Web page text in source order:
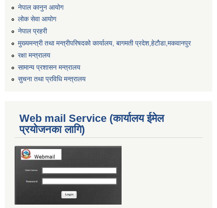
नेपाल कानुन आयोग
लोक सेवा आयोग
नेपाल प्रहरी
मुख्यमन्त्री तथा मन्त्रीपरिषदको कार्यालय, बागमती प्रदेश,हेटाैडा,मकवानपुर
रक्षा मन्त्रालय
सामान्य प्रशासन मन्त्रालय
सुचना तथा प्रविधि मन्त्रालय
Web mail Service (कार्यालय ईमेल
प्रयोजनका लागि)